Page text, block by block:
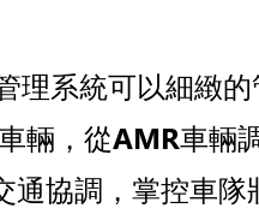
理系統可以細緻
輛，從AMR車輛
通協調，掌控車隊